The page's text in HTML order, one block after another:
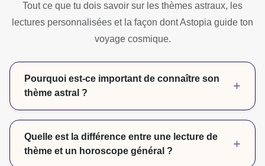
Tout ce que tu dois savoir sur les thèmes astraux, les
lectures personnalisées et la façon dont Astopia guide ton
voyage cosmique.
Pourquoi est-ce important de connaître son
thème astral ?
+
profonde et personnalisée de tes traits essentiels, de tes
réponses émotionnelles et de tes schémas de
Quelle est la différence entre une lecture de
thème et un horoscope général ?
+